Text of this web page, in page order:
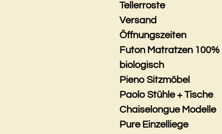
Tellerroste
Versand
Öffnungszeiten
Futon Matratzen 100%
biologisch
Pieno Sitzmöbel
Paolo Stühle + Tische
Chaiselongue Modelle
Pure Einzelliege